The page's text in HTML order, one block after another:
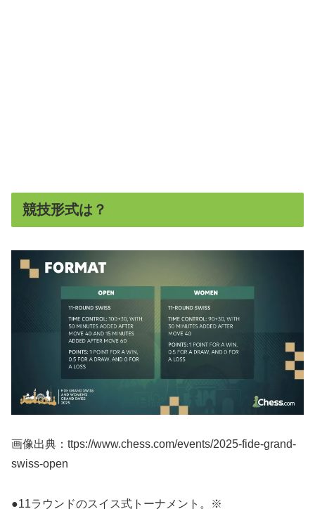
競技形式は？
画像出典：ttps://www.chess.com/events/2025-fide-grand-
swiss-open
●11ラウンドのスイス式トーナメント。※